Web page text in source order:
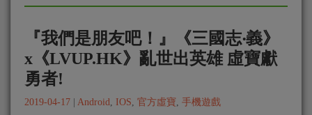
『我們是朋友吧！』《三國志‧義》
x《LVUP.HK》亂世出英雄 虛寶獻
勇者!
2019-04-17 | Android IOS 官方虛寶 手機遊戲